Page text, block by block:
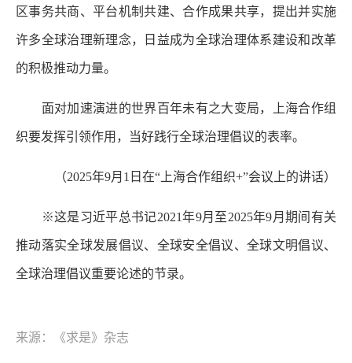
区事务共商、平台机制共建、合作成果共享，提出并实施
许多全球治理新理念，日益成为全球治理体系建设和改革
的积极推动力量。
面对加速演进的世界百年未有之大变局，上海合作组
织要发挥引领作用，当好践行全球治理倡议的表率。
（2025年9月1日在“上海合作组织+”会议上的讲话）
※这是习近平总书记2021年9月至2025年9月期间有关
推动落实全球发展倡议、全球安全倡议、全球文明倡议、
全球治理倡议重要论述的节录。
来源：《求是》杂志